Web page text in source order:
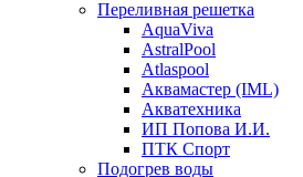
Переливная решетка
AquaViva
AstralPool
Atlaspool
Аквамастер (IML)
Акватехника
ИП Попова И.И.
ПТК Спорт
Подогрев воды